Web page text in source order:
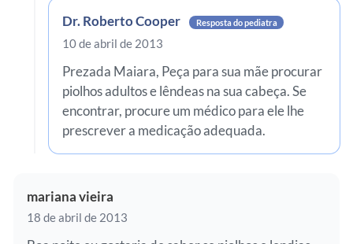
Dr. Roberto Cooper Resposta do pediatra
10 de abril de 2013
Prezada Maiara, Peça para sua mãe procurar
piolhos adultos e lêndeas na sua cabeça. Se
encontrar, procure um médico para ele lhe
prescrever a medicação adequada.
mariana vieira
18 de abril de 2013